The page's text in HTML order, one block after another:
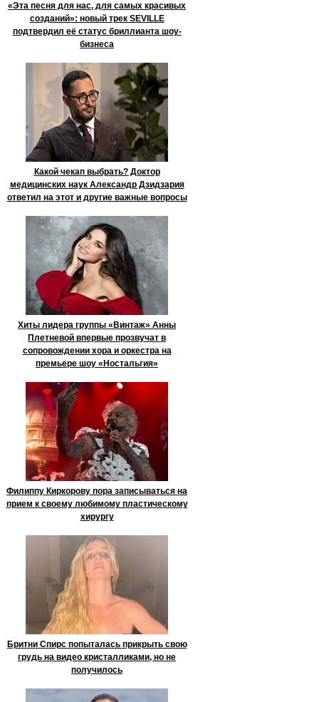
«Эта песня для нас, для самых красивых
созданий»: новый трек SEVILLE
подтвердил её статус бриллианта шоу-
бизнеса
Какой чекап выбрать? Доктор
медицинских наук Александр Дзидзария
ответил на этот и другие важные вопросы
Хиты лидера группы «Винтаж» Анны
Плетневой впервые прозвучат в
сопровождении хора и оркестра на
премьере шоу «Ностальгия»
Филиппу Киркорову пора записываться на
прием к своему любимому пластическому
хирургу
Бритни Спирс попыталась прикрыть свою
грудь на видео кристалликами, но не
получилось